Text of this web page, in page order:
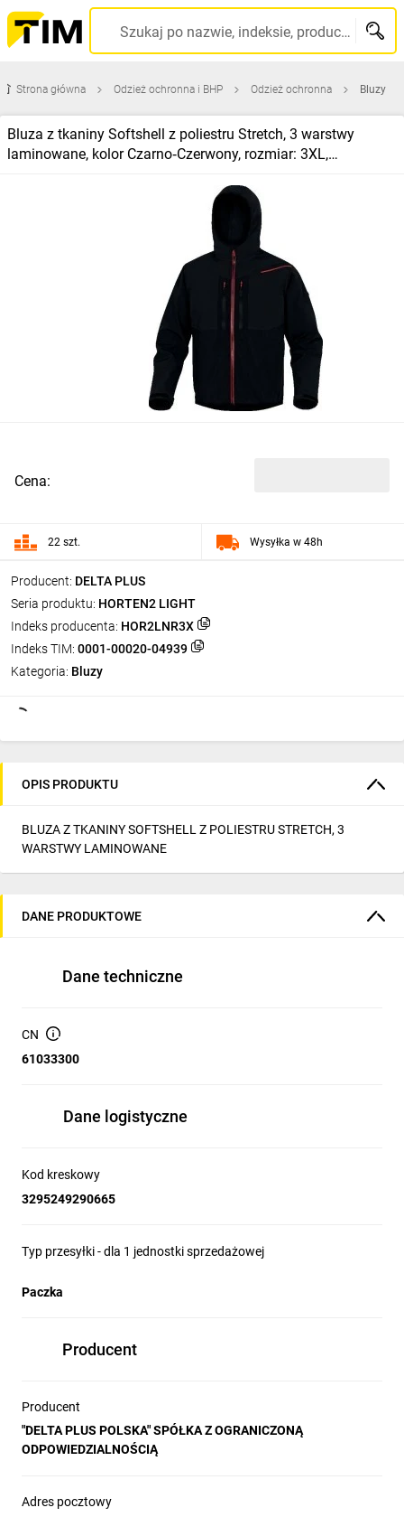
Szukaj po nazwie, indeksie, producencie, kodzie kreskowym...
Strona główna Odzież ochronna i BHP Odzież ochronna Bluzy
Bluza z tkaniny Softshell z poliestru Stretch, 3 warstwy
laminowane, kolor Czarno‑Czerwony, rozmiar: 3XL,
Producent: DELTA PLUS
Seria produktu: HORTEN2 LIGHT
Indeks producenta: HOR2LNR3X
Indeks TIM: 0001-00020-04939
Kategoria: Bluzy
Cena:
22 szt. Wysyłka w 48h
OPIS PRODUKTU
BLUZA Z TKANINY SOFTSHELL Z POLIESTRU STRETCH, 3
WARSTWY LAMINOWANE
DANE PRODUKTOWE
Dane techniczne
CN
61033300
Dane logistyczne
Kod kreskowy
3295249290665
Typ przesyłki - dla 1 jednostki sprzedażowej
Paczka
Producent
Producent
"DELTA PLUS POLSKA" SPÓŁKA Z OGRANICZONĄ
ODPOWIEDZIALNOŚCIĄ
Adres pocztowy